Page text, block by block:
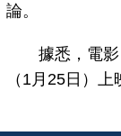
論。
據悉，電影
（1月25日）上